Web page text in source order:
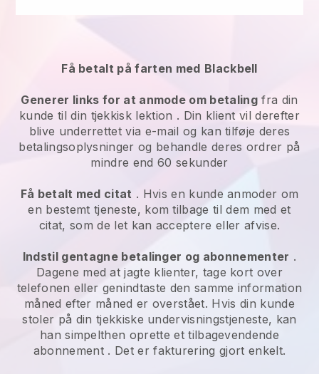
Få betalt på farten med Blackbell
Generer links for at anmode om betalingfra din
kunde til din tjekkisk lektion . Din klient vil derefter
blive underrettet via e-mail og kan tilføje deres
betalingsoplysninger og behandle deres ordrer på
mindre end 60 sekunder
Få betalt med citat . Hvis en kunde anmoder om
en bestemt tjeneste, kom tilbage til dem med et
citat, som de let kan acceptere eller afvise.
Indstil gentagne betalinger og abonnementer .
Dagene med at jagte klienter, tage kort over
telefonen eller genindtaste den samme information
måned efter måned er overstået. Hvis din kunde
stoler på din tjekkiske undervisningstjeneste, kan
han simpelthen oprette et tilbagevendende
abonnement . Det er fakturering gjort enkelt.